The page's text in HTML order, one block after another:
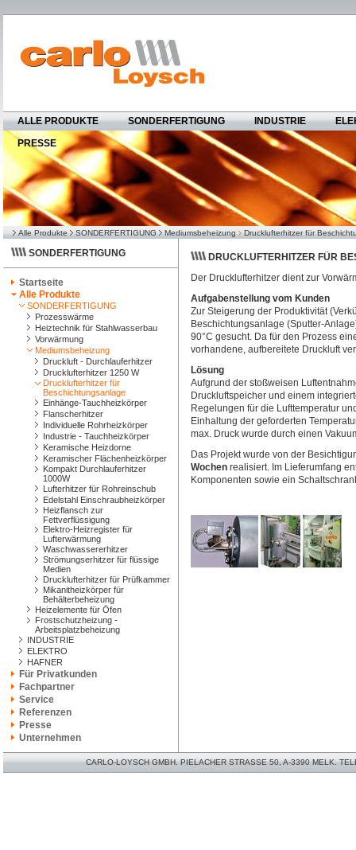
ALLE PRODUKTE SONDERFERTIGUNG INDUSTRIE
PRESSE
Alle Produkte SONDERFERTIGUNG Mediumsbeheizung Drucklufterhitzer für
SONDERFERTIGUNG
Startseite
Alle Produkte
SONDERFERTIGUNG
Prozesswärme
Heiztechnik für Stahlwasserbau
Vorwärmung
Mediumsbeheizung
Druckluft - Durchlauferhitzer
Drucklufterhitzer 1250 W
Drucklufterhitzer für
Beschichtungsanlage
Einhänge-Tauchheizkörper
Flanscherhitzer
Individuelle Rohrheizkörper
Industrie - Tauchheizkörper
Keramische Heizdorne
Keramischer Flächenheizkörper
Kompakt Durchlauferhitzer
1000W
Lufterhitzer für Rohreinschub
Edelstahl Einschraubheizkörper
Heizflansch zur
Fettverflüssigung
Elektro-Heizregister für
Lufterwärmung
Waschwassererhitzer
Strömungserhitzer für flüssige
Medien
Drucklufterhitzer für Prüfkammer
Mikanitheizkörper für
Behälterbeheizung
Heizelemente für Öfen
Frostschutzheizung -
Arbeitsplatzbeheizung
INDUSTRIE
ELEKTRO
HAFNER
Für Privatkunden
Fachpartner
Service
Referenzen
Presse
Unternehmen
DRUCKLUFTERHITZER FÜR
Der Drucklufterhitzer dient zur
Aufgabenstellung vom Kunden
Zur Steigerung der Produktivität
Beschichtungsanlage (Sputter-
90°C gesucht. Da für den Prozess
vorhandene, aufbereitete Druckluft
Lösung
Aufgrund der stoßweisen
Druckluftspeicher und einem
Regelungen für die Lufttemperatur
Einhaltung der geforderten
max. Druck wurde durch einen
Das Projekt wurde von der
Wochen realisiert. Im Lieferumfang
Komponenten sowie ein
CARLO-LOYSCH GMBH. PIELACHER STRASSE 50, A-3390 MELK.